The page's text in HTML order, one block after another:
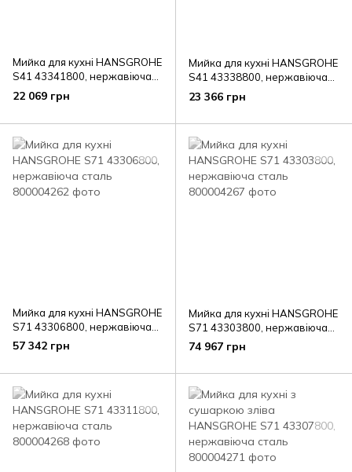
Мийка для кухні HANSGROHE
S41 43341800, нержавіюча
сталь
22 069 грн
Мийка для кухні HANSGROHE
S41 43338800, нержавіюча
сталь
23 366 грн
Мийка для кухні HANSGROHE
S71 43306800, нержавіюча
сталь
57 342 грн
Мийка для кухні HANSGROHE
S71 43303800, нержавіюча
сталь
74 967 грн